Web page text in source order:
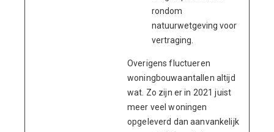
rondom
natuurwetgeving voor
vertraging.
Overigens fluctueren
woningbouwaantallen altijd
wat. Zo zijn er in 2021 juist
meer veel woningen
opgeleverd dan aanvankelijk